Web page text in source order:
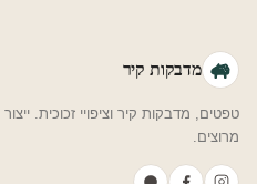
מדבקות קיר
מרוצים.